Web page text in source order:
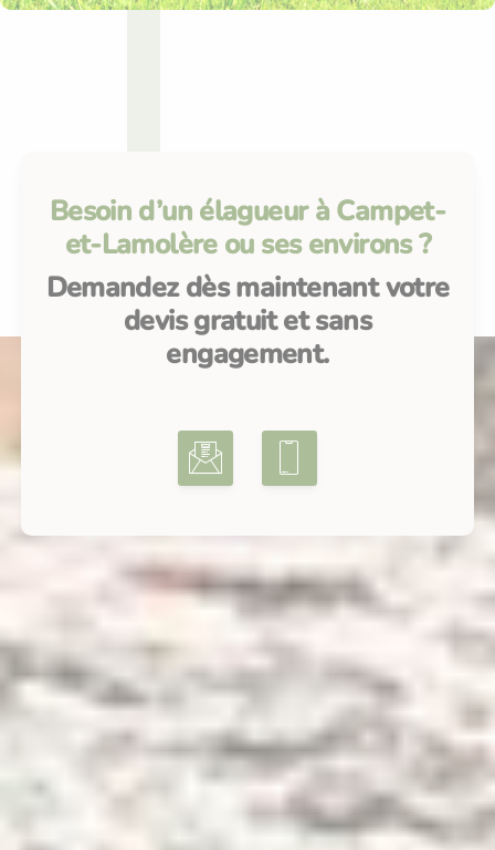
Besoin d’un élagueur à Campet-
et-Lamolère ou ses environs ?
Demandez dès maintenant votre
devis gratuit et sans
engagement.